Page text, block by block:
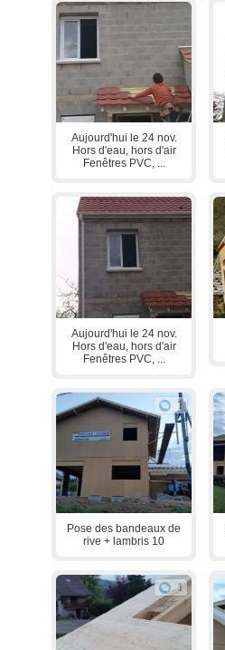
Aujourd'hui le 24 nov.
Hors d'eau, hors d'air
Fenêtres PVC, ...
Aujourd'hui le 24 nov.
Hors d'eau, hors d'air
Fenêtres PVC, ...
1
Pose des bandeaux de
rive + lambris 10
1